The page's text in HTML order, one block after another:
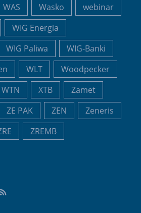
WAS Wasko
webinar
WIG Energia
WIG Paliwa
WIG-Banki
WLT
Woodpecker
WTN XTB
Zamet
ZE PAK ZEN
Zeneris
ZREMB